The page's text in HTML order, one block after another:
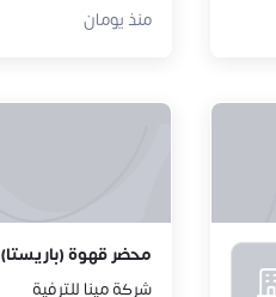
منذ يومان
محضر قهوة (باريستا)
شركة مينا للترفية